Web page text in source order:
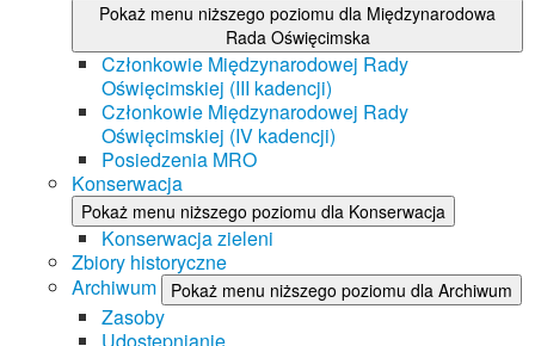
Pokaż menu niższego poziomu dla Międzynarodowa
Rada Oświęcimska
Członkowie Międzynarodowej Rady
Oświęcimskiej (III kadencji)
Członkowie Międzynarodowej Rady
Oświęcimskiej (IV kadencji)
Posiedzenia MRO
Konserwacja
Pokaż menu niższego poziomu dla Konserwacja
Konserwacja zieleni
Zbiory historyczne
Archiwum
Pokaż menu niższego poziomu dla Archiwum
Zasoby